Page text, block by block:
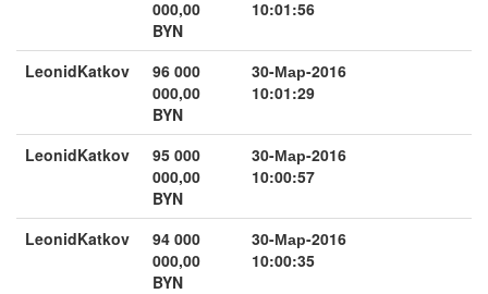
000,00
BYN
10:01:56
LeonidKatkov
96 000
000,00
BYN
30-Мар-2016
10:01:29
LeonidKatkov
95 000
000,00
BYN
30-Мар-2016
10:00:57
LeonidKatkov
94 000
000,00
BYN
30-Мар-2016
10:00:35